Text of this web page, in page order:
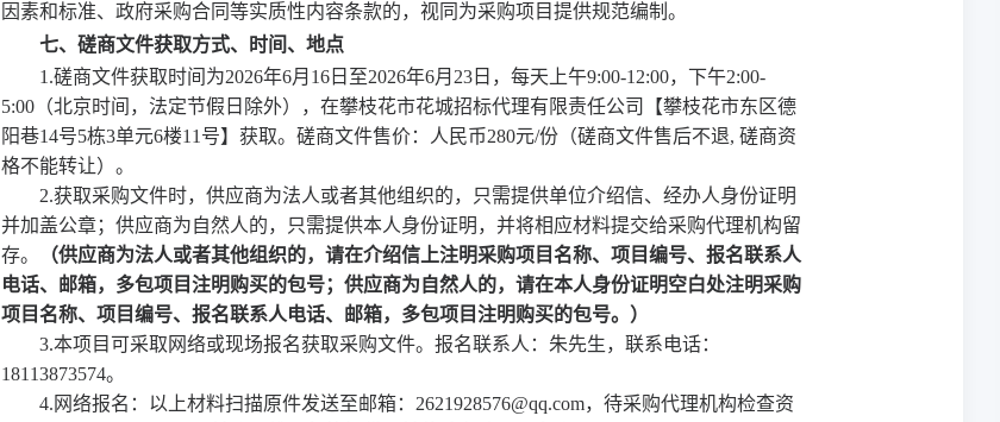
因素和标准、政府采购合同等实质性内容条款的，视同为采购项目提供规范编制。
七、磋商文件获取方式、时间、地点
1.磋商文件获取时间为2026年6月 16 日至2026年6月 23 日，每天 上午9:00-12:00，下午2:00-
5:00（北京时间，法定节假日除外） ，在攀枝花市花城招标代理有限责任公司【攀枝花市东区德
阳巷14号5栋3单元6楼11号】获取。磋商文件售价：人民币280元/份（磋商文件售后不退, 磋商资
格不能转让）。
2.获取采购文件时，供应商为法人或者其他组织的，只需提供单位介绍信、经办人身份证明
并加盖公章；供应商为自然人的，只需提供本人身份证明 ，并将相应材料提交给采购代理机构留
存。
（供应商为法人或者其他组织的，请在介绍信上注明采购项目名称、项目编号、报名联系人
电话、邮箱， 多包项目注明购买的包号；供应商为自然人的，请在本人身份证明空白处注明采购
项目名称、项目编号、报名联系人电话、邮箱， 多包项目注明购买的包号。）
3.本项目可采取网络或现场报名获取采购文件。报名联系人：朱先生，联系电话：
18113873574。
4.网络报名：以上材料扫描原件发送至邮箱：2621928576@qq.com，待采购代理机构检查资